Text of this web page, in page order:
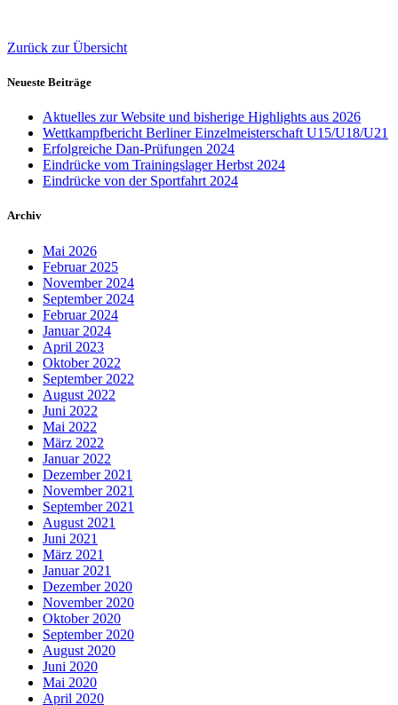
Zurück zur Übersicht
Neueste Beiträge
Aktuelles zur Website und bisherige Highlights aus 2026
Wettkampfbericht Berliner Einzelmeisterschaft U15/U18/U21
Erfolgreiche Dan-Prüfungen 2024
Eindrücke vom Trainingslager Herbst 2024
Eindrücke von der Sportfahrt 2024
Archiv
Mai 2026
Februar 2025
November 2024
September 2024
Februar 2024
Januar 2024
April 2023
Oktober 2022
September 2022
August 2022
Juni 2022
Mai 2022
März 2022
Januar 2022
Dezember 2021
November 2021
September 2021
August 2021
Juni 2021
März 2021
Januar 2021
Dezember 2020
November 2020
Oktober 2020
September 2020
August 2020
Juni 2020
Mai 2020
April 2020